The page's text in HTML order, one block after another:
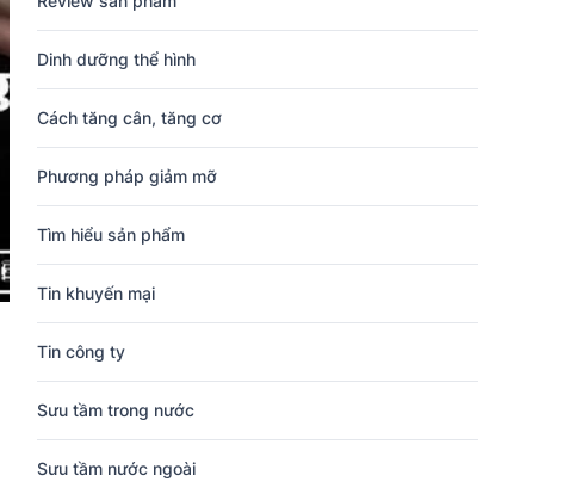
Dinh dưỡng thể hình
Cách tăng cân, tăng cơ
Phương pháp giảm mỡ
Tìm hiểu sản phẩm
Tin khuyến mại
Tin công ty
Sưu tầm trong nước
Sưu tầm nước ngoài